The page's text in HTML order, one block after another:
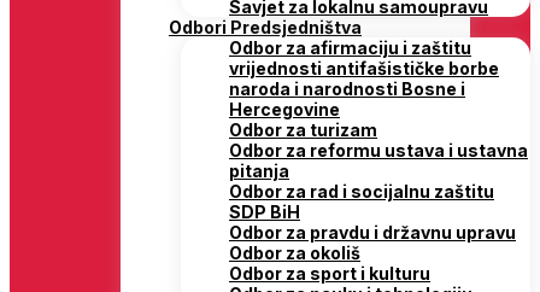
Savjet za lokalnu samoupravu
Odbori Predsjedništva
Odbor za afirmaciju i zaštitu
vrijednosti antifašističke borbe
naroda i narodnosti Bosne i
Hercegovine
Odbor za turizam
Odbor za reformu ustava i ustavna
pitanja
Odbor za rad i socijalnu zaštitu
SDP BiH
Odbor za pravdu i državnu upravu
Odbor za okoliš
Odbor za sport i kulturu